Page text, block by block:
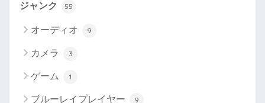
ジャンク 55
オーディオ 9
カメラ 3
ゲーム 1
ブルーレイプレイヤー 9